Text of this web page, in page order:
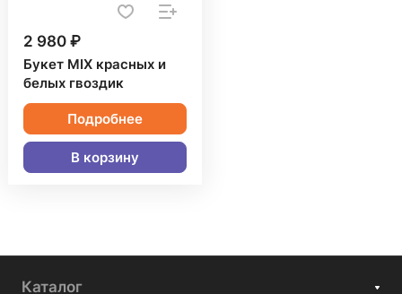
2 980 ₽
Букет MIX красных и
белых гвоздик
Подробнее
В корзину
Каталог